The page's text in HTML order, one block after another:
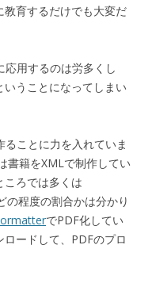
教育するだけでも大変だ
応用するのは労多くし
うことになってしまい
ことに力を入れていま
書籍をXMLで制作してい
ころでは多くは
程度の割合かは分かり
でPDF化してい
ードして、PDFのプロ